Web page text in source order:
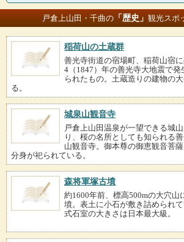
戸倉上山田・千曲の 「歴史」 観光スポ
稲荷山の土蔵群
善光寺街道の宿場町、稲荷山宿
4（1847）年の善光寺大地震で
られたもの。土蔵造りの建物の
る。
城泉山観音寺
戸倉上山田温泉が一望できる城
り、桜の名所としても知られる
山観音寺。御本尊の御恵観音菩
分身が祀られている。
森将軍塚古墳
約1600年前、標高500mの大穴山
墳。表土に小石が敷き詰められ
式石室の大きさは日本最大級。